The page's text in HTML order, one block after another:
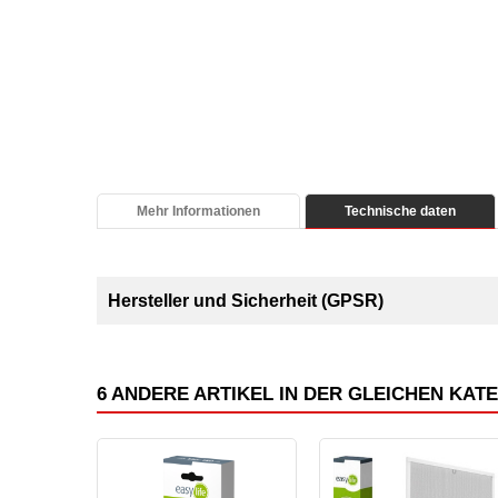
Mehr Informationen Technische daten
Hersteller und Sicherheit (GPSR)
6 ANDERE ARTIKEL IN DER GLEICHEN